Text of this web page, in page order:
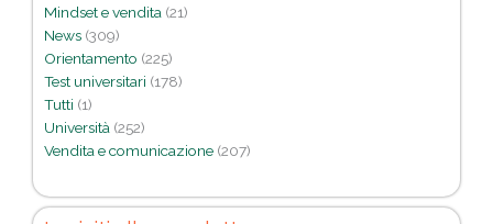
Mindset e vendita (21)
News (309)
Orientamento (225)
Test universitari (178)
Tutti (1)
Università (252)
Vendita e comunicazione (207)